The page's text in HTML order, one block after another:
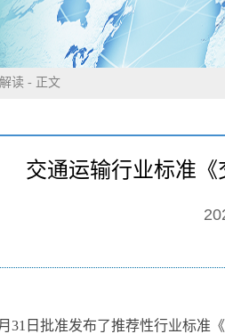
读 - 正文
交通运输行业标准
31日批准发布了推荐性行业标准